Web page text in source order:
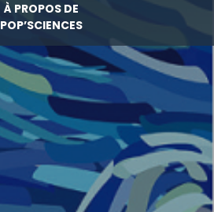
À PROPOS DE
POP’SCIENCES